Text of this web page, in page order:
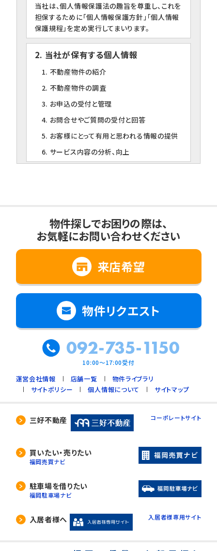
当社は、個人情報保護法の趣旨を尊重し、これを
担保するために「個人情報保護方針」「個人情報
保護規程」を定め実行してまいります。
2. 当社が保有する個人情報
1. 不動産物件の紹介
2. 不動産物件の調査
3. お申込の受付と管理
4. お問合せやご質問の受付と回答
5. お客様にとって有用と思われる情報の提供
6. サービス内容の分析、向上
1. ご本人の同意がある場合
2. 法令に基づく場合
3. 利用目的の範囲内で個人情報の取扱いの
全部又は一部を委託する場合
4. 人の生命、身体又は財産の保護のために必
要で、ご本人の同意を得ることが難しいとき
5. 公衆衛生の向上、児童の健全な育成のため
に必要で、ご本人の同意を得ることが難しいと
き
6. 国や地方公共団体などに協力する場合で、
ご本人の同意を得ることによって支障を及ぼす
おそれがあるとき
7. 合併又は譲渡などの事由による事業の承継
に伴って個人情報を提供する場合で、承継前の
4. 個人情報の外部委託
当社は、利用目的の達成に必要な範囲内におい
て、個人情報の取扱いの全部又は一部を委託す
委託先の選定には厳正な基準を設け、委託先と
の間で必要な契約を締結し、適切な管理･監査を
5. 開示等の請求について
物件探しでお困りの際は、
お気軽にお問い合わせください
来店希望
物件リクエスト
092-735-1150
10:00～17:00受付
運営会社情報 店舗一覧
物件ライブラリ
サイトポリシー
個人情報について サイトマップ
三好不動産 コーポレートサイト
買いたい・売りたい
福岡売買ナビ
駐車場を借りたい
福岡駐車場ナビ
入居者様へ 入居者様専用サイト